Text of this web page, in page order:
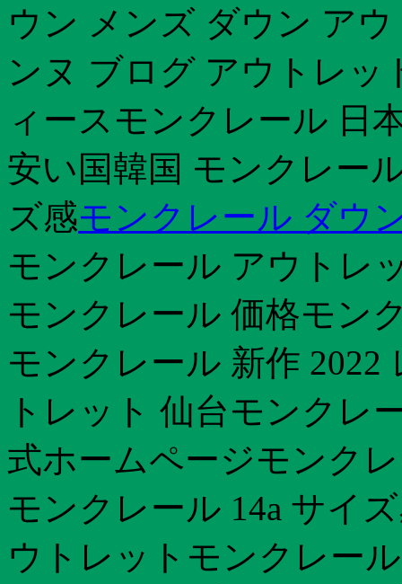
ウン メンズ ダウン ア
ンヌ ブログ アウトレ
ィースモンクレール 日
安い国韓国 モンクレー
ズ感モンクレール ダウ
モンクレール アウトレ
モンクレール 価格モン
モンクレール 新作
トレット 仙台モンクレ
式ホームページモンク
モンクレール 14a サイ
ウトレットモンクレー